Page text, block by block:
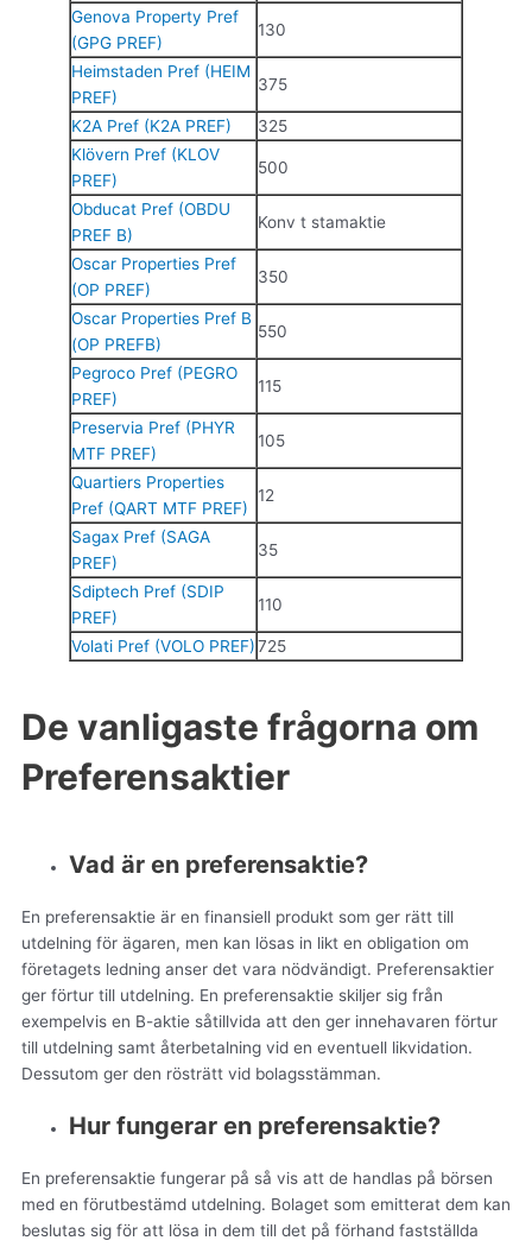
Genova Property Pref
(GPG PREF)
130
Heimstaden Pref (HEIM
PREF)
375
K2A Pref (K2A PREF)
325
Klövern Pref (KLOV
PREF)
500
Obducat Pref (OBDU
PREF B)
Konv t stamaktie
Oscar Properties Pref
(OP PREF)
350
Oscar Properties Pref B
(OP PREFB)
550
Pegroco Pref (PEGRO
PREF)
115
Preservia Pref (PHYR
MTF PREF)
105
Quartiers Properties
Pref (QART MTF PREF)
12
Sagax Pref (SAGA
PREF)
35
Sdiptech Pref (SDIP
PREF)
110
Volati Pref (VOLO PREF)725
De vanligaste frågorna om
Preferensaktier
Vad är en preferensaktie?
En preferensaktie är en finansiell produkt som ger rätt till
utdelning för ägaren, men kan lösas in likt en obligation om
företagets ledning anser det vara nödvändigt. Preferensaktier
ger förtur till utdelning. En preferensaktie skiljer sig från
exempelvis en B-aktie såtillvida att den ger innehavaren förtur
till utdelning samt återbetalning vid en eventuell likvidation.
Dessutom ger den rösträtt vid bolagsstämman.
Hur fungerar en preferensaktie?
En preferensaktie fungerar på så vis att de handlas på börsen
med en förutbestämd utdelning. Bolaget som emitterat dem kan
beslutas sig för att lösa in dem till det på förhand fastställda